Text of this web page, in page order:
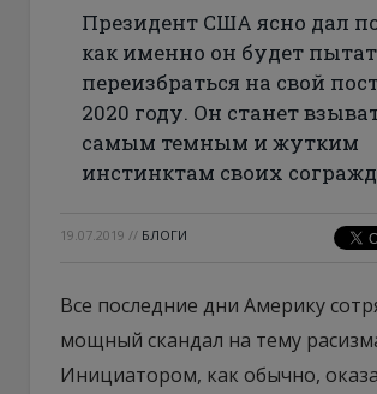
Президент США ясно дал
как именно он будет
переизбраться на свой
2020 году. Он станет
самым темным и жутким
инстинктам своих
19.07.2019 // БЛОГИ
Все последние дни Америку
мощный скандал на тему
Инициатором, как обычно,